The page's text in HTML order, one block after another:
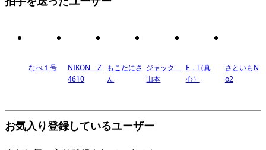
なべ１号
NIKON Z
4610
もこたにさ
ん
ジャック
山本
E．T(真
心）
さといもN
o2
お気入り登録しているユーザー